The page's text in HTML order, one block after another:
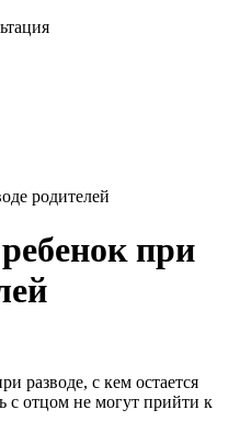
родителей
при
разводе, с кем остается
с отцом не могут прийти к